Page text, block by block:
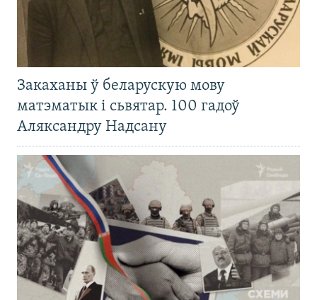
Закаханы ў беларускую мову
матэматык і сьвятар. 100 гадоў
Аляксандру Надсану